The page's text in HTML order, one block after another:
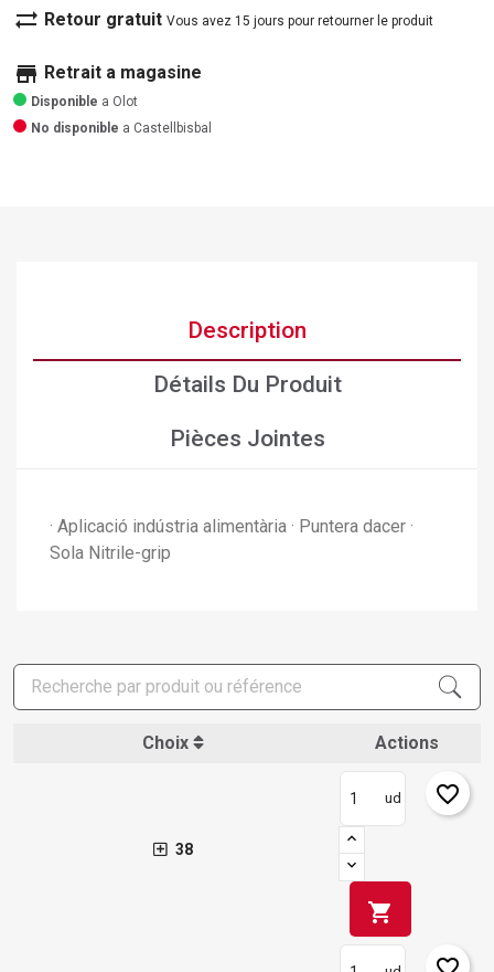
sync_alt Retour gratuit Vous avez 15 jours pour retourner le produit
store Retrait a magasine
Disponible a Olot
No disponible a Castellbisbal
Description
Détails Du Produit
Pièces Jointes
· Aplicació indústria alimentària · Puntera dacer ·
Sola Nitrile-grip
Choix Actions
38
ud
shopping_cart
favorite_border